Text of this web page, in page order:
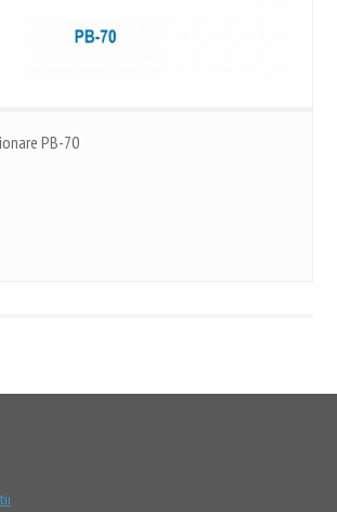
PB-70